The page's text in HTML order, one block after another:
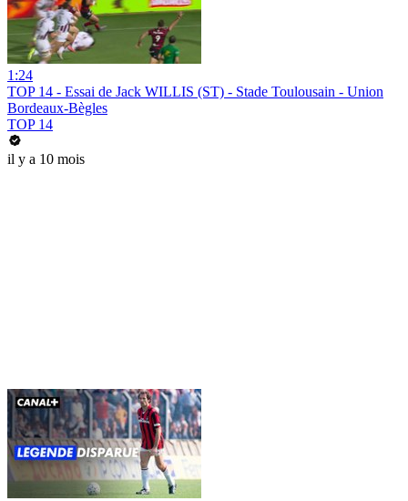
1:24
TOP 14 - Essai de Jack WILLIS (ST) - Stade Toulousain - Union
Bordeaux-Bègles
TOP 14
il y a 10 mois